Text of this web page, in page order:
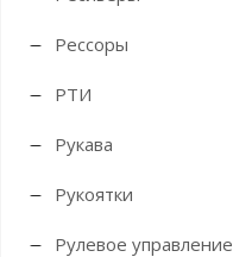
Рессоры
РТИ
Рукава
Рукоятки
Рулевое управление